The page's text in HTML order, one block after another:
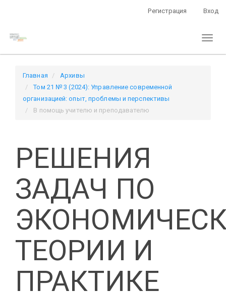
содержанию
навигация
Основное
содержание
Боковая
Регистрация Вход
Главная
Архивы
Том 21 № 3 (2024): Управление современной
организацией: опыт, проблемы и перспективы
В помощь учителю и преподавателю
РЕШЕНИЯ
ЗАДАЧ ПО
ТЕОРИИ И
ПРАКТИКЕ